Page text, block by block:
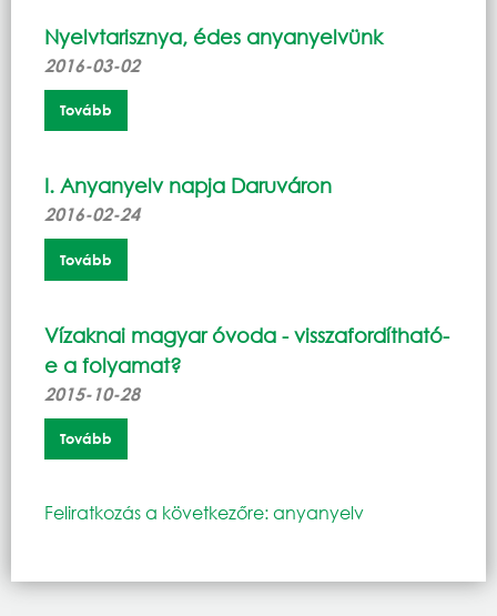
Nyelvtarisznya, édes anyanyelvünk
2016-03-02
Tovább
I. Anyanyelv napja Daruváron
2016-02-24
Tovább
Vízaknai magyar óvoda - visszafordítható-
e a folyamat?
2015-10-28
Tovább
Feliratkozás a következőre: anyanyelv